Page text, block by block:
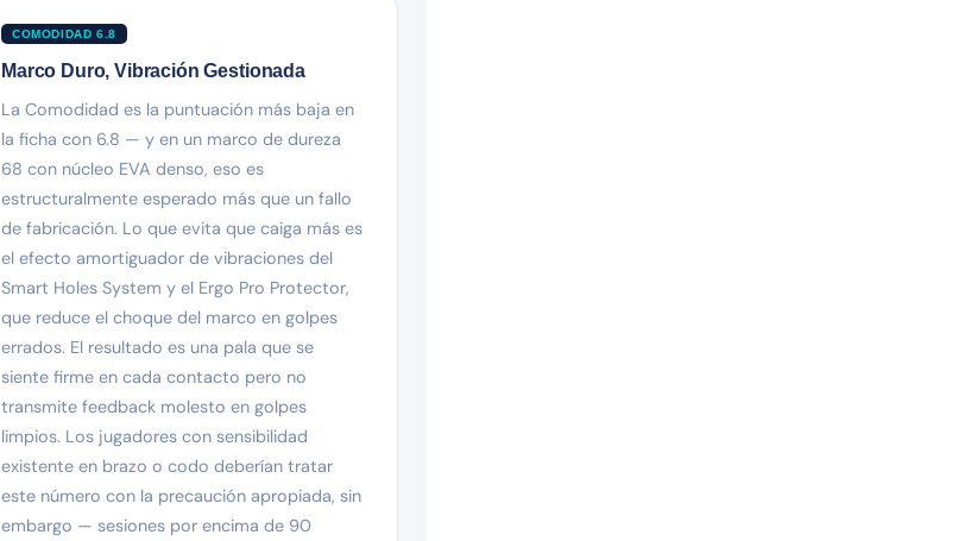
COMODIDAD 6.8
Marco Duro, Vibración Gestionada
La Comodidad es la puntuación más baja en
la ficha con 6.8 — y en un marco de dureza
68 con núcleo EVA denso, eso es
estructuralmente esperado más que un fallo
de fabricación. Lo que evita que caiga más es
el efecto amortiguador de vibraciones del
Smart Holes System y el Ergo Pro Protector,
que reduce el choque del marco en golpes
errados. El resultado es una pala que se
siente firme en cada contacto pero no
transmite feedback molesto en golpes
limpios. Los jugadores con sensibilidad
existente en brazo o codo deberían tratar
este número con la precaución apropiada, sin
embargo — sesiones por encima de 90